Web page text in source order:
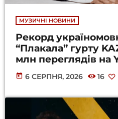
МУЗИЧНІ НОВИНИ
Рекорд
“Плакала” гурту
млн переглядів на
today 6 СЕРПНЯ, 2026 16